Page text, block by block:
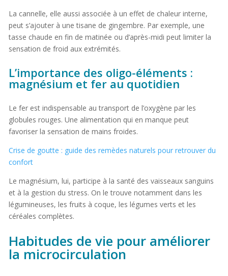
La cannelle, elle aussi associée à un effet de chaleur interne,
peut s’ajouter à une tisane de gingembre. Par exemple, une
tasse chaude en fin de matinée ou d’après-midi peut limiter la
sensation de froid aux extrémités.
L’importance des oligo-éléments :
magnésium et fer au quotidien
Le fer est indispensable au transport de l’oxygène par les
globules rouges. Une alimentation qui en manque peut
favoriser la sensation de mains froides.
Crise de goutte : guide des remèdes naturels pour retrouver du
confort
Le magnésium, lui, participe à la santé des vaisseaux sanguins
et à la gestion du stress. On le trouve notamment dans les
légumineuses, les fruits à coque, les légumes verts et les
céréales complètes.
Habitudes de vie pour améliorer
la microcirculation